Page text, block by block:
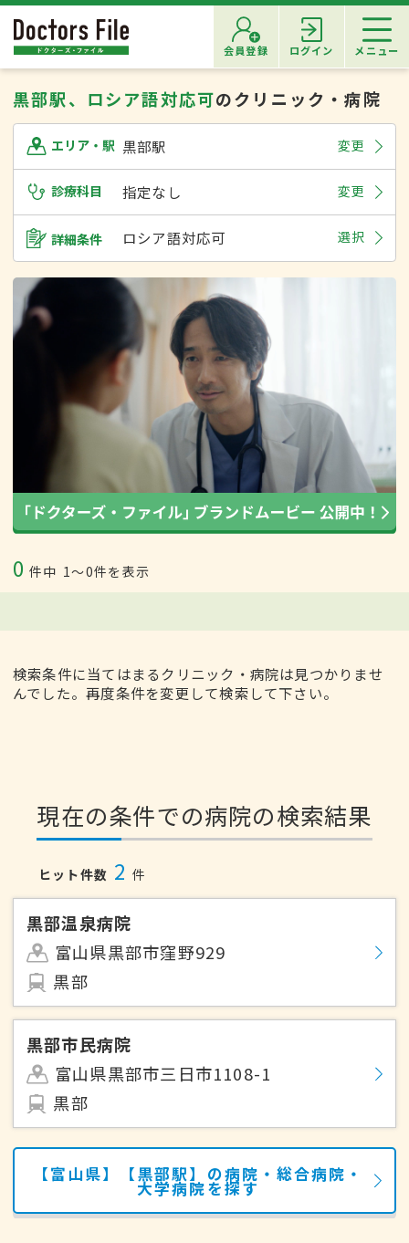
会員登録 ログイン メニュー
黒部駅、ロシア語対応可のクリニック・病院
エリア・駅 黒部駅 変更
診療科目 指定なし 変更
詳細条件 ロシア語対応可 選択
0 件中 1〜0件を表示
検索条件に当てはまるクリニック・病院は見つかりませ
んでした。再度条件を変更して検索して下さい。
現在の条件での病院の検索結果
ヒット件数 2 件
黒部温泉病院
富山県黒部市窪野929
黒部
黒部市民病院
富山県黒部市三日市1108-1
黒部
【富山県】【黒部駅】の病院・総合病院・
大学病院を探す